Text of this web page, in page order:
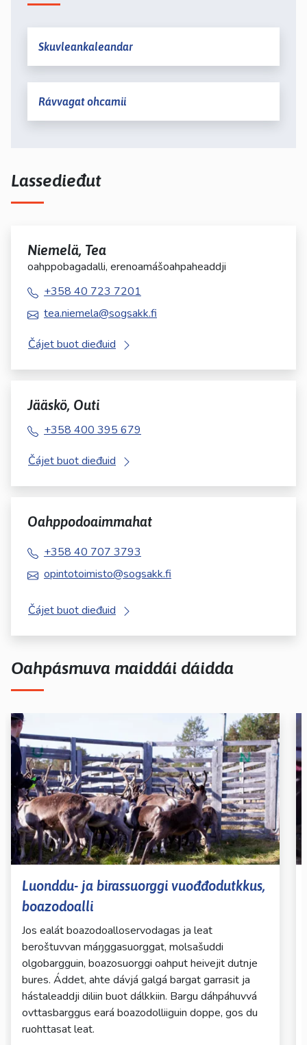
Skuvleankaleandar
Rávvagat ohcamii
Lassedieđut
Niemelä, Tea
oahppobagadalli, erenoamášoahpaheaddji
+358 40 723 7201
tea.niemela@sogsakk.fi
Čájet buot dieđuid
Jääskö, Outi
+358 400 395 679
Čájet buot dieđuid
Oahppodoaimmahat
+358 40 707 3793
opintotoimisto@sogsakk.fi
Čájet buot dieđuid
Oahpásmuva maiddái dáidda
Luonddu- ja birassuorggi vuođđodutkkus,
boazodoalli
Jos ealát boazodoalloservodagas ja leat
beroštuvvan máŋggasuorggat, molsašuddi
olgobargguin, boazosuorggi oahput heivejit dutnje
bures. Áddet, ahte dávjá galgá bargat garrasit ja
hástaleaddji diliin buot dálkkiin. Bargu dáhpáhuvvá
ovttasbarggus eará boazodolliiguin doppe, gos du
ruohttasat leat.